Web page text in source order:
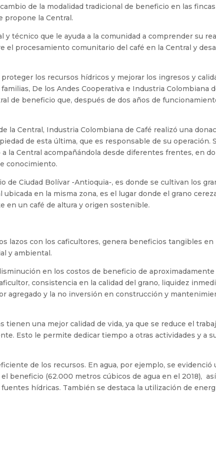
de la modalidad tradicional de beneficio en las
propone la Central.
técnico que le ayuda a la comunidad a comprender su
el procesamiento comunitario del café en la Central y
los recursos hídricos y mejorar los ingresos y
De los Andes Cooperativa e Industria Colombiana
de beneficio que, después de dos años de
la Central, Industria Colombiana de Café realizó una
de esta última, que es responsable de su operación.
la Central acompañándola desde diferentes frentes, en
conocimiento.
de Ciudad Bolívar -Antioquia-, es donde se cultivan los
ubicada en la misma zona, es el lugar donde el grano
en un café de altura y origen sostenible.
lazos con los caficultores, genera beneficios tangibles en
y ambiental.
en los costos de beneficio de aproximadamente
consistencia en la calidad del grano, liquidez
agregado y la no inversión en construcción y
tienen una mejor calidad de vida, ya que se reduce el
Esto le permite dedicar tiempo a otras actividades y a
de los recursos. En agua, por ejemplo, se evidenció
beneficio (62.000 metros cúbicos de agua en el 2018),
hídricas. También se destaca la utilización de